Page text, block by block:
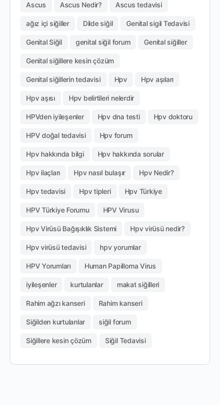
Ascus Ascus Nedir? Ascus tedavisi
ağız içi siğiller Dilde siğil Genital sigil Tedavisi
Genital Siğil genital siğil forum Genital siğiller
Genital siğillere kesin çözüm
Genital siğillerin tedavisi Hpv Hpv aşıları
Hpv aşısı Hpv belirtileri nelerdir
HPVden iyileşenler Hpv dna testi Hpv doktoru
HPV doğal tedavisi Hpv forum
Hpv hakkında bilgi Hpv hakkında sorular
Hpv ilaçları Hpv nasıl bulaşır Hpv Nedir?
Hpv tedavisi Hpv tipleri Hpv Türkiye
HPV Türkiye Forumu HPV Virusu
Hpv Virüsü Bağışıklık Sistemi Hpv virüsü nedir?
Hpv virüsü tedavisi hpv yorumlar
HPV Yorumları Human Papilloma Virus
iyileşenler kurtulanlar makat siğilleri
Rahim ağzı kanseri Rahim kanseri
Siğilden kurtulanlar siğil forum
Siğillere kesin çözüm Siğil Tedavisi